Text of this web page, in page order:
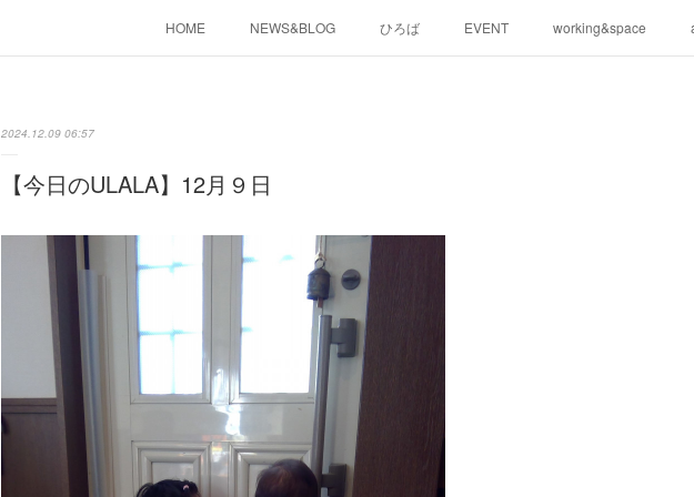
HOME NEWS&BLOG ひろば EVENT working&space
2024.12.09 06:57
【今日のULALA】12月９日